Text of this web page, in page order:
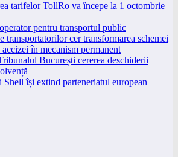
tarifelor TollRo va începe la 1 octombrie
pentru transportul public
transportatorilor cer transformarea schemei
accizei în mecanism permanent
București cererea deschiderii
își extind parteneriatul european